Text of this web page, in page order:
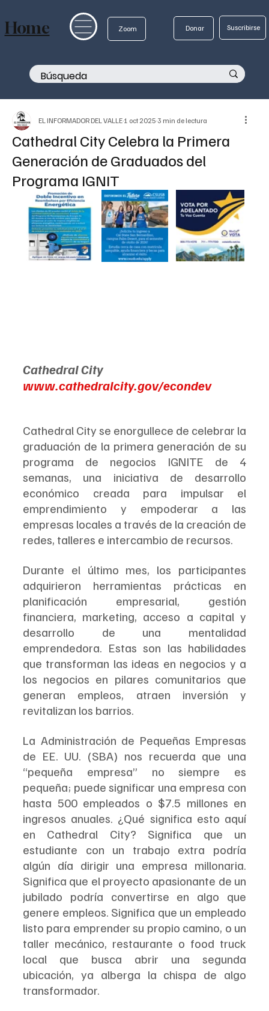
Zoom Donar Suscribirse
Home
Cathedral City Celebra la Primera
Generación de Graduados del
Programa IGNIT
EL INFORMADOR DEL VALLE 1 oct 2025 3 min de lectura
Cathedral City
www.cathedralcity.gov/econdev
Cathedral City se enorgullece de celebrar la
graduación de la primera generación de su
programa de negocios IGNITE de 4
semanas, una iniciativa de desarrollo
económico creada para impulsar el
emprendimiento y empoderar a las
empresas locales a través de la creación de
redes, talleres e intercambio de recursos.
Durante el último mes, los participantes
adquirieron herramientas prácticas en
planificación empresarial, gestión
financiera, marketing, acceso a capital y
desarrollo de una mentalidad
emprendedora. Estas son las habilidades
que transforman las ideas en negocios y a
los negocios en pilares comunitarios que
generan empleos, atraen inversión y
revitalizan los barrios.
La Administración de Pequeñas Empresas
de EE. UU. (SBA) nos recuerda que una
“pequeña empresa” no siempre es
pequeña; puede significar una empresa con
hasta 500 empleados o $7.5 millones en
ingresos anuales. ¿Qué significa esto aquí
en Cathedral City? Significa que un
estudiante con un trabajo extra podría
algún día dirigir una empresa millonaria.
Significa que el proyecto apasionante de un
jubilado podría convertirse en algo que
genere empleos. Significa que un empleado
listo para emprender su propio camino, o un
taller mecánico, restaurante o food truck
local que busca abrir una segunda
ubicación, ya alberga la chispa de algo
transformador.